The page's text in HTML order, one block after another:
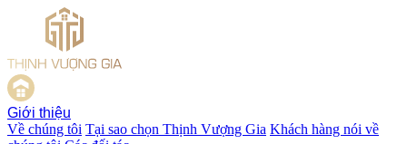
Giới thiệu
Về chúng tôi Tại sao chọn Thịnh Vượng Gia Khách hàng nói về